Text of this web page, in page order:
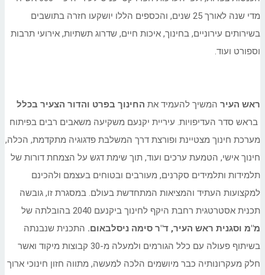
מדי שנה לאורך 25 שנים, והכספים הללו יושקעו חזרה בתושבים
בשירותים עירוניים, בחינוך, איכות חיים, שדרוג תשתיות, אירועי תרבות
וספורט ועוד.
ראש העיר המשיך להעמיד את החינוך בפרט והדור הצעיר בכלל
בראש סדר העדיפויות. עיריית יקנעם משקיעה משאבים רבים בפיתוח
מערכת חינוך מצטיינת ופורצת דרך המשלבת פדגוגיה מתקדמת, הכלה,
חינוך אישי, הטמעת ערכים ועוד, תוך שימת דגש על הצמחת דורות של
תלמידות ותלמידים סקרנים, מעורבים ובטוחים בעצמם ולהכינם
למקצועות העתיד והמציאות המתחדשת בעולם. במסגרת זו, גובשה
תכנית אסטרטגית רחבת היקף לחינוך ביקנעם 2040 בהובלתה של
מ"מ וסגנית ראש העיר, ד"ר סימה ניסלבאום. התכנית שנבנתה
בשיתוף פעולה עם כלל הגורמים ולמעלה מ-30 קבוצות מיקוד ואשר
חלק מעקרונותיה כבר מיושמים הלכה למעשה, מתווה חזון חינוכי ארוך